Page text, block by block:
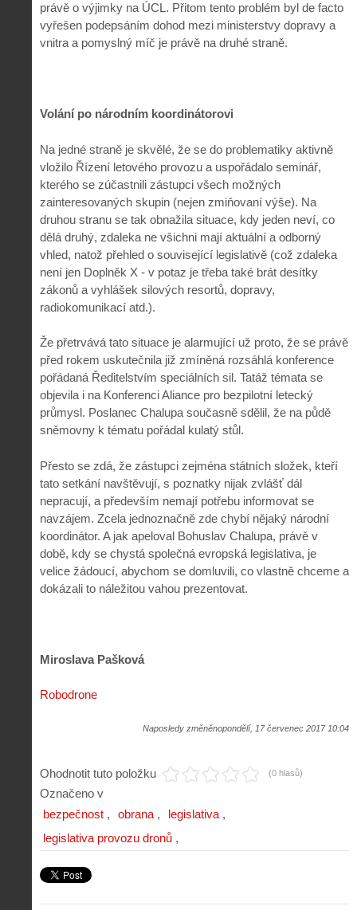
právě o výjimky na ÚCL. Přitom tento problém byl de facto
vyřešen podepsáním dohod mezi ministerstvy dopravy a
vnitra a pomyslný míč je právě na druhé straně.
Volání po národním koordinátorovi
Na jedné straně je skvělé, že se do problematiky aktivně
vložilo Řízení letového provozu a uspořádalo seminář,
kterého se zúčastnili zástupci všech možných
zainteresovaných skupin (nejen zmiňovaní výše). Na
druhou stranu se tak obnažila situace, kdy jeden neví, co
dělá druhý, zdaleka ne všichni mají aktuální a odborný
vhled, natož přehled o související legislativě (což zdaleka
není jen Doplněk X - v potaz je třeba také brát desítky
zákonů a vyhlášek silových resortů, dopravy,
radiokomunikací atd.).
Že přetrvává tato situace je alarmující už proto, že se právě
před rokem uskutečnila již zmíněná rozsáhlá konference
pořádaná Ředitelstvím speciálních sil. Tatáž témata se
objevila i na Konferenci Aliance pro bezpilotní letecký
průmysl. Poslanec Chalupa současně sdělil, že na půdě
sněmovny k tématu pořádal kulatý stůl.
Přesto se zdá, že zástupci zejména státních složek, kteří
tato setkání navštěvují, s poznatky nijak zvlášť dál
nepracují, a především nemají potřebu informovat se
navzájem. Zcela jednoznačně zde chybí nějaký národní
koordinátor. A jak apeloval Bohuslav Chalupa, právě v
době, kdy se chystá společná evropská legislativa, je
velice žádoucí, abychom se domluvili, co vlastně chceme a
dokázali to náležitou vahou prezentovat.
Miroslava Pašková
Robodrone
Naposledy změněnopondělí, 17 červenec 2017 10:04
Ohodnotit tuto položku (0 hlasů)
Označeno v
bezpečnost
obrana
legislativa
legislativa provozu dronů